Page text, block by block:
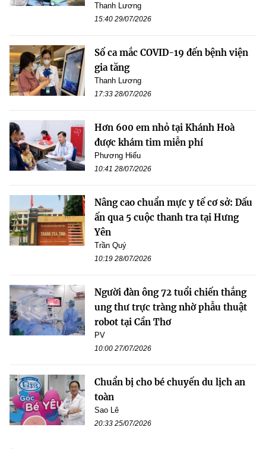
Thanh Lương
15:40 29/07/2026
Số ca mắc COVID-19 đến bệnh viện
gia tăng
Thanh Lương
17:33 28/07/2026
Hơn 600 em nhỏ tại Khánh Hoà
được khám tim miễn phí
Phương Hiếu
10:41 28/07/2026
Nâng cao chuẩn mực y tế cơ sở: Dấu
ấn qua 5 cuộc thanh tra tại Hưng
Yên
Trần Quý
10:19 28/07/2026
Người đàn ông 72 tuổi chiến thắng
ung thư trực tràng nhờ phẫu thuật
robot tại Cần Thơ
PV
10:00 27/07/2026
Chuẩn bị cho bé chuyến du lịch an
toàn
Sao Lê
20:33 25/07/2026